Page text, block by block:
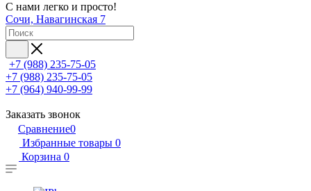
С нами легко и просто!
Сочи, Навагинская 7
+7 (988) 235-75-05
+7 (988) 235-75-05
+7 (964) 940-99-99
Заказать звонок
Сравнение0
Избранные товары 0
Корзина 0